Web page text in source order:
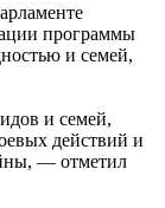
программы
и семей,
и семей,
действий и
— отметил